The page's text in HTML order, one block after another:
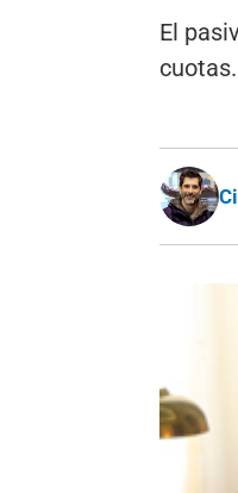
El
cuotas.